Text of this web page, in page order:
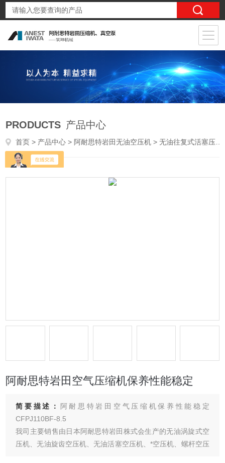
PRODUCTS 产品中心
首页 > 产品中心 > 阿耐思特岩田无油空压机 >无油往复式活塞压缩机
阿耐思特岩田空气压缩机保养性能稳定
简要描述：
阿耐思特岩田空气压缩机保养性能稳定
CFPJ110BF-8.5
我司主要销售由日本阿耐思特岩田株式会生产的无油涡旋式空
压机、无油旋齿空压机、无油活塞空压机、*空压机、螺杆空压